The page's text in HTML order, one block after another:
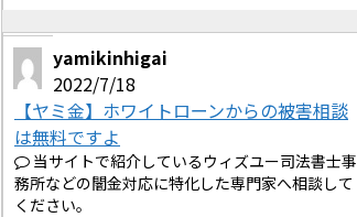
yamikinhigai
2022/7/18
【ヤミ金】ホワイトローンからの被害相談
は無料ですよ
当サイトで紹介しているウィズユー司法書士事
務所などの闇金対応に特化した専門家へ相談して
ください。